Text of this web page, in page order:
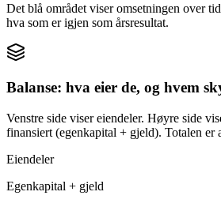
Det blå området viser omsetningen over
hva som er igjen som årsresultat.
Balanse: hva eier de, og hvem
Venstre side viser eiendeler. Høyre side
finansiert (egenkapital + gjeld). Totalen er
Eiendeler
Egenkapital + gjeld